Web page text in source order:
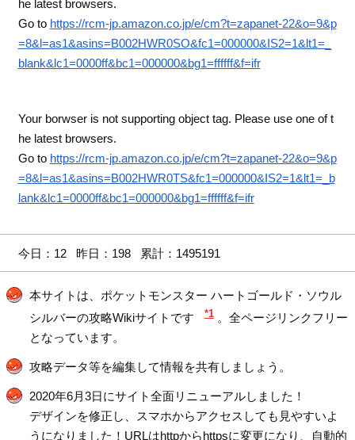
he latest browsers.
Go to https://rcm-jp.amazon.co.jp/e/cm?t=zapanet-22&o=9&p
=8&l=as1&asins=B002HWR0SO&fc1=000000&IS2=1&lt1=_
blank&lc1=0000ff&bc1=000000&bg1=ffffff&f=ifr
Your borwser is not supporting object tag. Please use one of t
he latest browsers.
Go to https://rcm-jp.amazon.co.jp/e/cm?t=zapanet-22&o=9&p
=8&l=as1&asins=B002HWR0TS&fc1=000000&IS2=1&lt1=_b
lank&lc1=0000ff&bc1=000000&bg1=ffffff&f=ifr
今日：12 昨日：198 累計：1495191
本サイトは、ポケットモンスター ハートゴールド・ソウル
シルバーの攻略Wikiサイトです
*1 。全ページリンクフリー
となっています。
攻略データ等を編集して情報を共有しましょう。
2020年6月3日にサイト全面リニューアルしました！
デザインを修正し、スマホからアクセスしても見やすいよ
うになりました！URLはhttpからhttpsに変更になり、自動的